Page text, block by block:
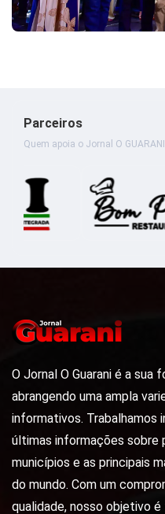
Parceiros
Quem apoia o Jornal O GUARANI
O Jornal O Guarani é a
abrangendo uma ampla
informativos. Trabalhamos
últimas informações sobre
municípios e as principais
do mundo. Com um
qualidade, nosso objetivo